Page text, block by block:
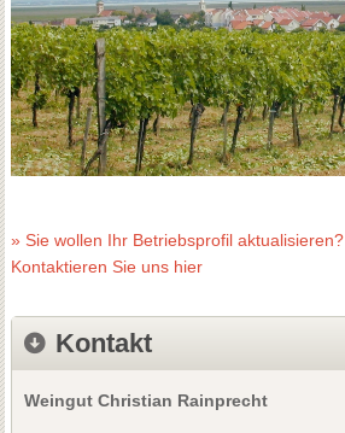
» Sie wollen Ihr Betriebsprofil aktualisieren?
Kontaktieren Sie uns hier
Kontakt
Weingut Christian Rainprecht